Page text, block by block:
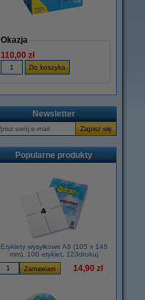
Okazja
110,00 zł
Newsletter
Popularne produkty
Etykiety wysyłkowe A6 (105 x 148
mm), 100 etykiet, 123drukuj
14,90 zł